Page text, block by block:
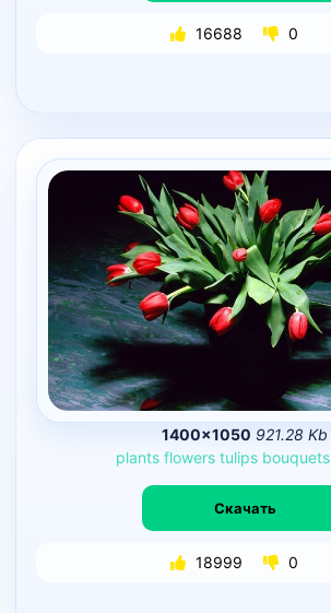
16688 0
1400×1050 921.28 Kb
plants flowers tulips bouquets
Скачать
18999 0